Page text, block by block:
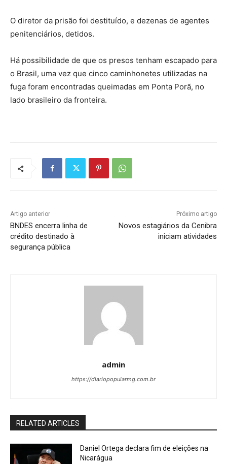
O diretor da prisão foi destituído, e dezenas de agentes
penitenciários, detidos.
Há possibilidade de que os presos tenham escapado para
o Brasil, uma vez que cinco caminhonetes utilizadas na
fuga foram encontradas queimadas em Ponta Porã, no
lado brasileiro da fronteira.
Artigo anterior
BNDES encerra linha de
crédito destinado à
segurança pública
Próximo artigo
Novos estagiários da Cenibra
iniciam atividades
admin
https://diariopopularmg.com.br
RELATED ARTICLES
Daniel Ortega declara fim de eleições na
Nicarágua